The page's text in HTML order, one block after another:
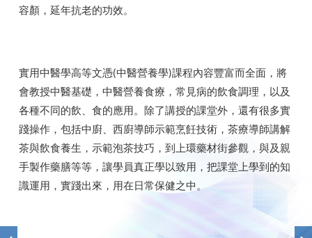
容顏，延年抗老的功效。
實用中醫學高等文憑(中醫營養學)課程內容豐富而全面，將
會教授中醫基礎，中醫營養食療，常見病的飲食調理，以及
各種不同的飲、食的應用。除了講授的課堂外，還有很多實
踐操作，包括中廚、西廚導師示範烹飪技術，茶療導師講解
茶與飲食養生，示範泡茶技巧，到上環藥材街參觀，與及親
手製作藥膳等等，讓學員真正學以致用，把課堂上學到的知
識運用，實踐出來，用在日常保健之中。